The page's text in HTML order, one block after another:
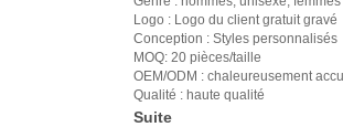
Logo : Logo du client gratuit gravé
Conception : Styles personnalisés
MOQ: 20 pièces/taille
OEM/ODM : chaleureusement
Qualité : haute qualité
Suite